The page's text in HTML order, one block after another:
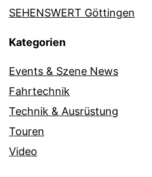
SEHENSWERT Göttingen
Kategorien
Events & Szene News
Fahrtechnik
Technik & Ausrüstung
Touren
Video